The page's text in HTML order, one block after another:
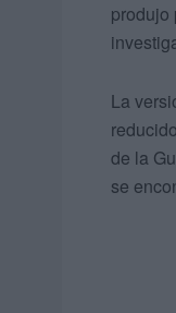
produjo
La
de la
se